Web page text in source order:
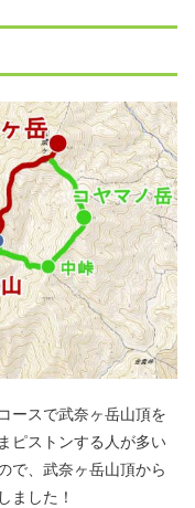
ースで武奈ヶ岳山頂を
ピストンする人が多い
で、武奈ヶ岳山頂から
ました！